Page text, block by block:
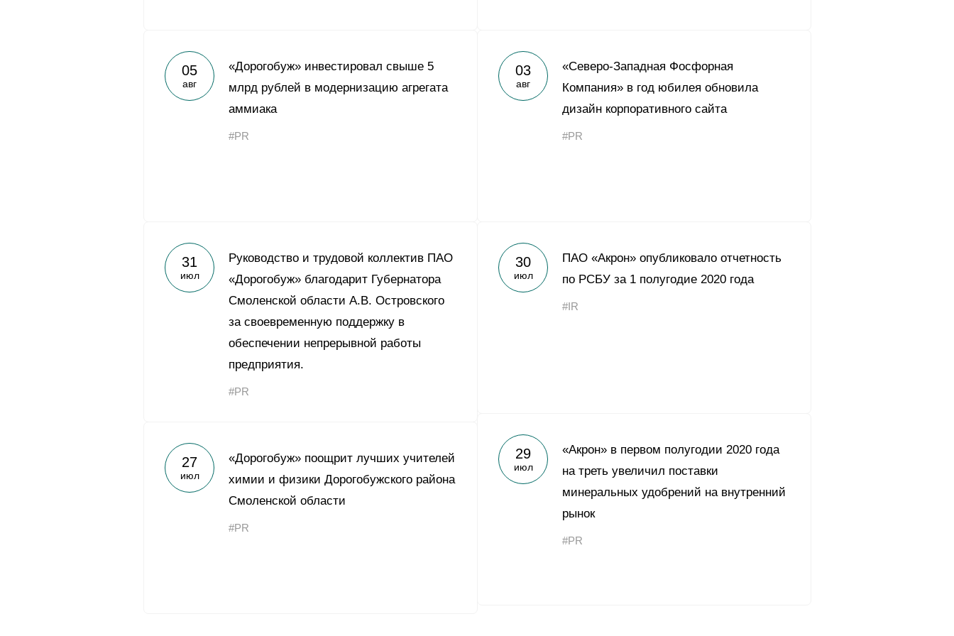
05
авг
«Дорогобуж» инвестировал свыше 5
млрд рублей в модернизацию агрегата
аммиака
#PR
03
авг
«Северо-Западная Фосфорная
Компания» в год юбилея обновила
дизайн корпоративного сайта
#PR
31
июл
Руководство и трудовой коллектив ПАО
«Дорогобуж» благодарит Губернатора
Смоленской области А.В. Островского
за своевременную поддержку в
обеспечении непрерывной работы
предприятия.
#PR
30
июл
ПАО «Акрон» опубликовало отчетность
по РСБУ за 1 полугодие 2020 года
#IR
29
июл
«Акрон» в первом полугодии 2020 года
на треть увеличил поставки
минеральных удобрений на внутренний
рынок
#PR
27
июл
«Дорогобуж» поощрит лучших учителей
химии и физики Дорогобужского района
Смоленской области
#PR